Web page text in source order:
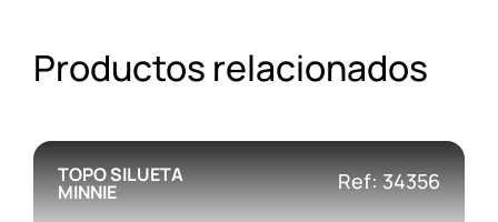
Productos relacionados
TOPO SILUETA
MINNIE Ref: 34356